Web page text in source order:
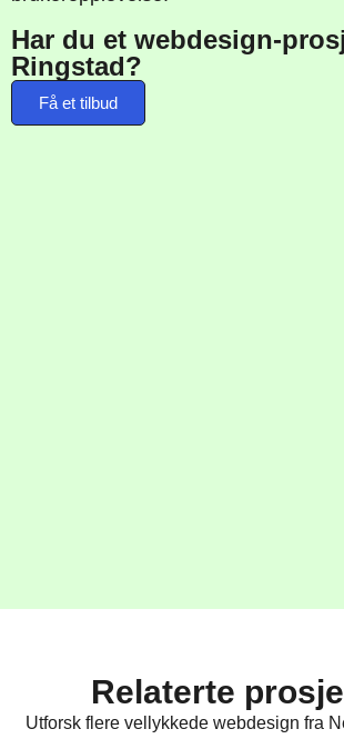
Har du et webdesign-
Ringstad?
Få et tilbud
Relaterte
Utforsk flere vellykkede webdesign fra